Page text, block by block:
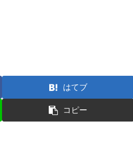
はてブ
コピー